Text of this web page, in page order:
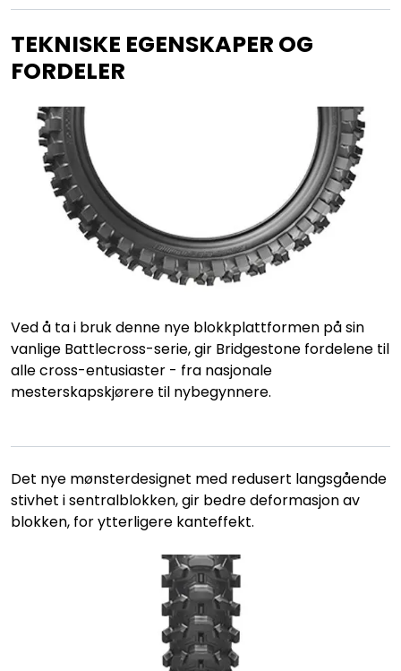
TEKNISKE EGENSKAPER OG
FORDELER
Ved å ta i bruk denne nye blokkplattformen på sin
vanlige Battlecross-serie, gir Bridgestone fordelene til
alle cross-entusiaster - fra nasjonale
mesterskapskjørere til nybegynnere.
Det nye mønsterdesignet med redusert langsgående
stivhet i sentralblokken, gir bedre deformasjon av
blokken, for ytterligere kanteffekt.